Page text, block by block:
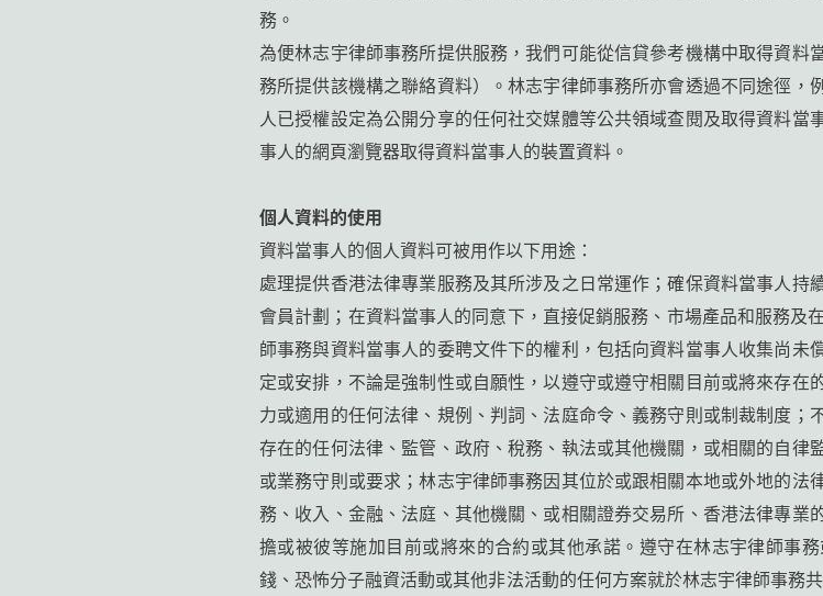
務。
為便林志宇律師事務所提供服務，我們可能從信貸參考機構中取得資
務所提供該機構之聯絡資料）。林志宇律師事務所亦會透過不同途徑
人已授權設定為公開分享的任何社交媒體等公共領域查閱及取得資料
事人的網頁瀏覽器取得資料當事人的裝置資料。
個人資料的使用
資料當事人的個人資料可被用作以下用途：
處理提供香港法律專業服務及其所涉及之日常運作；確保資料當事人
會員計劃；在資料當事人的同意下，直接促銷服務、市場產品和服務
師事務與資料當事人的委聘文件下的權利，包括向資料當事人收集尚
定或安排，不論是強制性或自願性，以遵守或遵守相關目前或將來存
力或適用的任何法律、規例、判詞、法庭命令、義務守則或制裁制度
存在的任何法律、監管、政府、稅務、執法或其他機關，或相關的自
或業務守則或要求；林志宇律師事務因其位於或跟相關本地或外地的
務、收入、金融、法庭、其他機關、或相關證券交易所、香港法律專
擔或被彼等施加目前或將來的合約或其他承諾。遵守在林志宇律師事
錢、恐怖分子融資活動或其他非法活動的任何方案就於林志宇律師事務